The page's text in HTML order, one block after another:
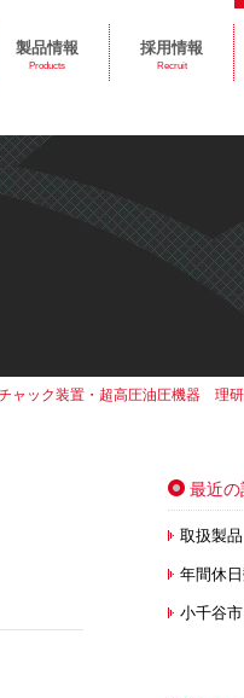
製品情報
Products
採用情報
Recruit
ャック装置・超高圧油圧機器 理
最近の
取扱製
年間休
小千谷